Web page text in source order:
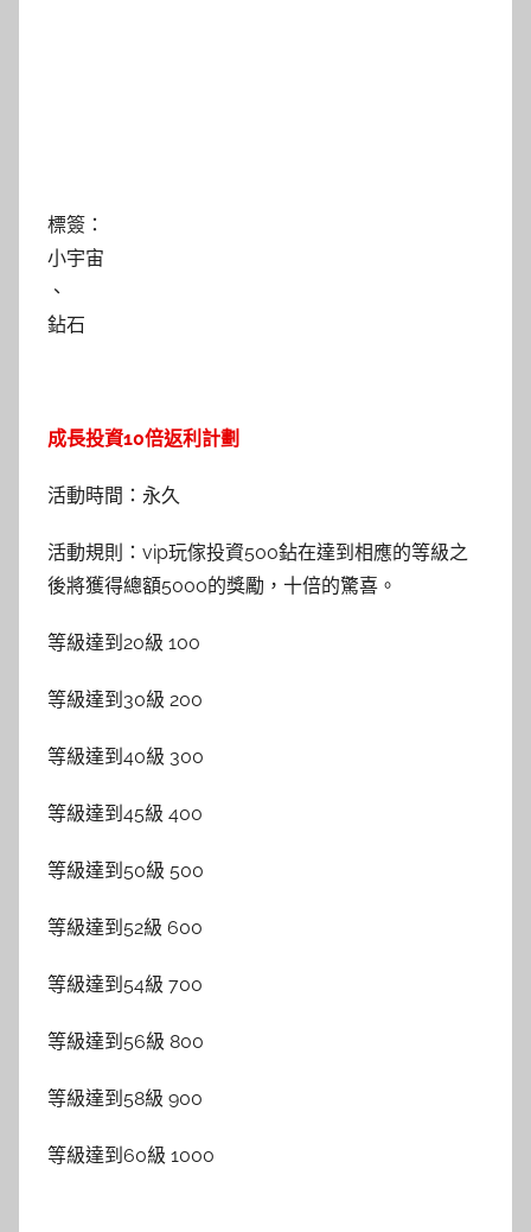
標簽：
小宇宙
、
鉆石
成長投資10倍返利計劃
活動時間：永久
活動規則：vip玩傢投資500鉆在達到相應的等級之
後將獲得總額5000的獎勵，十倍的驚喜。
等級達到20級 100
等級達到30級 200
等級達到40級 300
等級達到45級 400
等級達到50級 500
等級達到52級 600
等級達到54級 700
等級達到56級 800
等級達到58級 900
等級達到60級 1000